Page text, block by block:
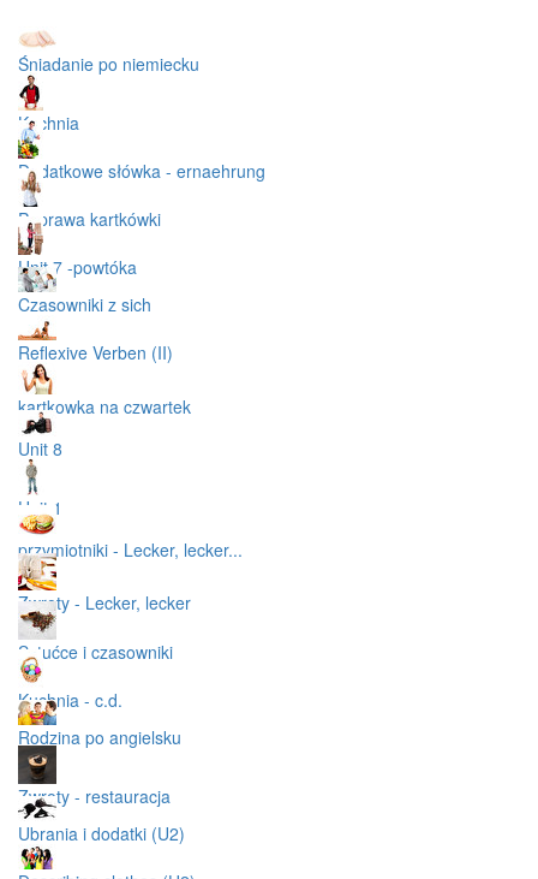
Śniadanie po niemiecku
Kuchnia
Dodatkowe słówka - ernaehrung
Poprawa kartkówki
Unit 7 -powtóka
Czasowniki z sich
Reflexive Verben (II)
kartkowka na czwartek
Unit 8
Unit 1
przymiotniki - Lecker, lecker...
Zwroty - Lecker, lecker
Sztućce i czasowniki
Kuchnia - c.d.
Rodzina po angielsku
Zwroty - restauracja
Ubrania i dodatki (U2)